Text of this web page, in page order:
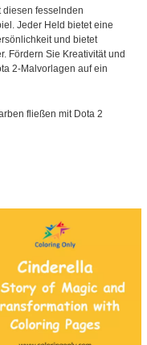
diesen fesselnden
Jeder Held bietet eine
und bietet
Fördern Sie Kreativität und
2-Malvorlagen auf ein
fließen mit Dota 2